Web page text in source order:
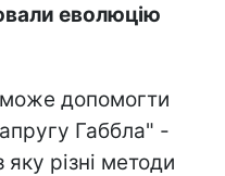
еволюцію
може допомогти
Габбла" -
різні методи